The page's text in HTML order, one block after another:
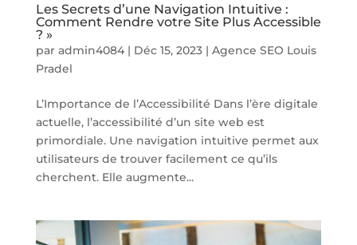
Les Secrets d’une Navigation Intuitive :
Comment Rendre votre Site Plus Accessible
? »
par admin4084| Déc 15, 2023| Agence SEO Louis
Pradel
L’Importance de l’Accessibilité Dans l’ère digitale
actuelle, l’accessibilité d’un site web est
primordiale. Une navigation intuitive permet aux
utilisateurs de trouver facilement ce qu’ils
cherchent. Elle augmente...